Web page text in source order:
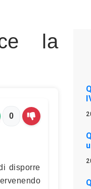
la
0
disporre